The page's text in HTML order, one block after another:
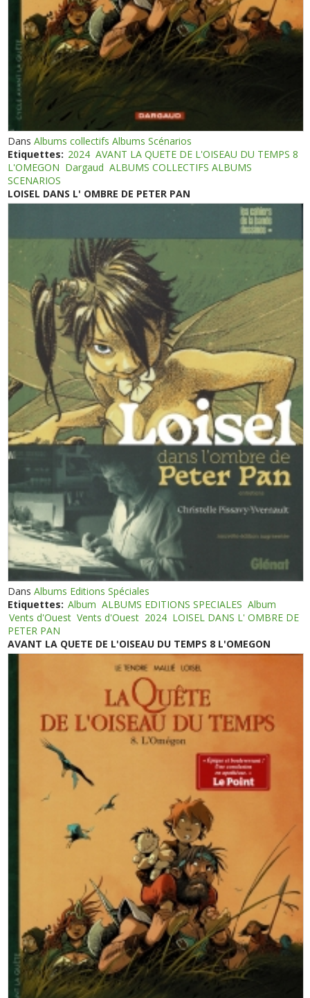
DansAlbums collectifs Albums Scénarios
Etiquettes: 2024 AVANT LA QUETE DE L'OISEAU DU TEMPS 8
L'OMEGON Dargaud ALBUMS COLLECTIFS ALBUMS
SCENARIOS
LOISEL DANS L' OMBRE DE PETER PAN
DansAlbums Editions Spéciales
Etiquettes: Album ALBUMS EDITIONS SPECIALES Album
Vents d'Ouest Vents d'Ouest 2024 LOISEL DANS L' OMBRE DE
PETER PAN
AVANT LA QUETE DE L'OISEAU DU TEMPS 8 L'OMEGON